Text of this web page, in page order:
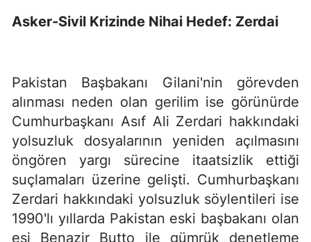
Asker-Sivil Krizinde Nihai Hedef: Zerdai
Pakistan Başbakanı Gilani'nin görevden
alınması neden olan gerilim ise görünürde
Cumhurbaşkanı Asıf Ali Zerdari hakkındaki
yolsuzluk dosyalarının yeniden açılmasını
öngören yargı sürecine itaatsizlik ettiği
suçlamaları üzerine gelişti. Cumhurbaşkanı
Zerdari hakkındaki yolsuzluk söylentileri ise
1990'lı yıllarda Pakistan eski başbakanı olan
eşi Benazir Butto ile gümrük denetleme